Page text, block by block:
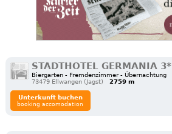
STADTHOTEL GERMANIA 3*
Biergarten - Fremdenzimmer - Übernachtung
73479 Ellwangen (Jagst)
2759 m
Unterkunft buchen
booking accomodation